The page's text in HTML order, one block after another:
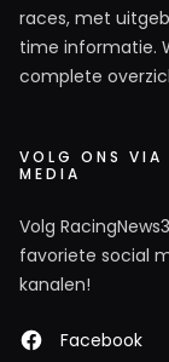
races, met
time informatie.
complete
VOLG ONS VIA
MEDIA
Volg
favoriete social
kanalen!
Facebook